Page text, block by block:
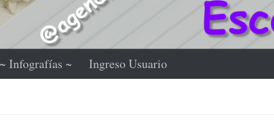
~ Infografías ~ Ingreso Usuario